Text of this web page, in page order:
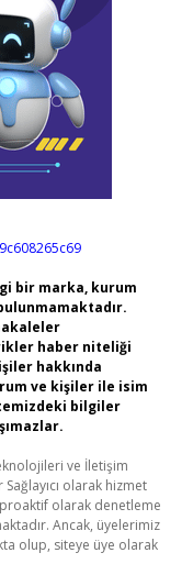
bir marka, kurum
haber niteliği
hakkında
ve kişiler ile isim
bilgiler
ve İletişim
olarak hizmet
olarak denetleme
Ancak, üyelerimiz
olup, siteye üye olarak